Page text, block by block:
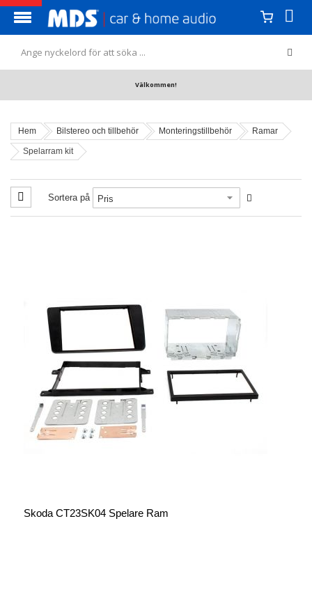
Välkommen!
Hem Bilstereo och tillbehör Monteringstillbehör Ramar
Spelarram kit
Sortera på
Skoda CT23SK04 Spelare Ram